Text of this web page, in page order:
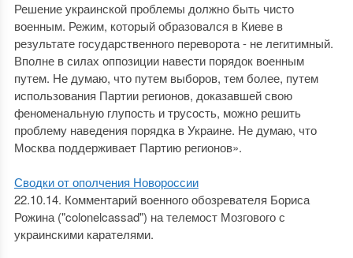
Решение украинской проблемы должно быть чисто
военным. Режим, который образовался в Киеве в
результате государственного переворота - не легитимный.
Вполне в силах оппозиции навести порядок военным
путем. Не думаю, что путем выборов, тем более, путем
использования Партии регионов, доказавшей свою
феноменальную глупость и трусость, можно решить
проблему наведения порядка в Украине. Не думаю, что
Москва поддерживает Партию регионов».
Сводки от ополчения Новороссии
22.10.14. Комментарий военного обозревателя Бориса
Рожина ("colonelcassad") на телемост Мозгового с
украинскими карателями.